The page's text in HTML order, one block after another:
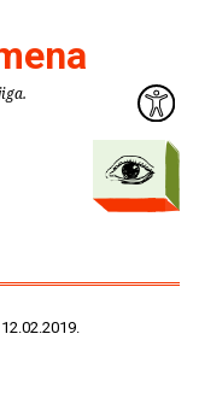
12.02.2019.